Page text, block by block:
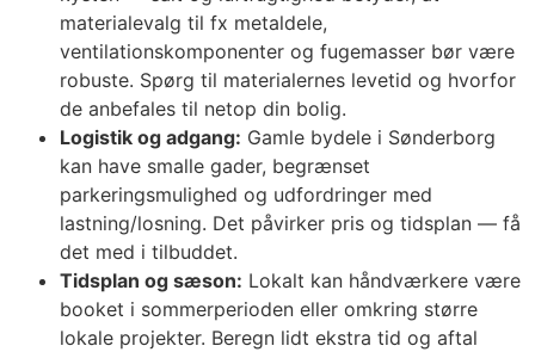
materialevalg til fx metaldele,
ventilationskomponenter og fugemasser bør være
robuste. Spørg til materialernes levetid og hvorfor
de anbefales til netop din bolig.
Logistik og adgang: Gamle bydele i Sønderborg
kan have smalle gader, begrænset
parkeringsmulighed og udfordringer med
lastning/losning. Det påvirker pris og tidsplan — få
det med i tilbuddet.
Tidsplan og sæson: Lokalt kan håndværkere være
booket i sommerperioden eller omkring større
lokale projekter. Beregn lidt ekstra tid og aftal